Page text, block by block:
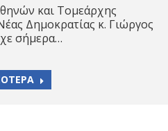
και Τομεάρχης
Δημοκρατίας κ. Γιώργος
σήμερα…